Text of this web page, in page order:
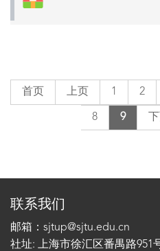
首页 上页 1 2
8 9
联系我们
邮箱：sjtup@sjtu.edu.cn
社址: 上海市徐汇区番禺路951